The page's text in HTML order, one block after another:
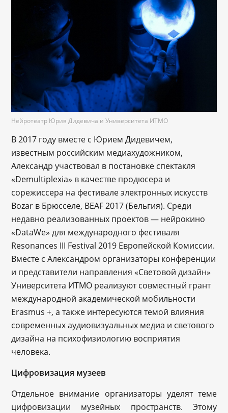
Нейротеатр Юрия Дидевича и Университета ИТМО
В 2017 году вместе с Юрием Дидевичем,
известным российским медиахудожником,
Александр участвовал в постановке спектакля
«Demultiplexia» в качестве продюсера и
сорежиссера на фестивале электронных искусств
Bozar в Брюсселе, BEAF 2017 (Бельгия). Среди
недавно реализованных проектов — нейрокино
«DataWe» для международного фестиваля
Resonances III Festival 2019 Европейской Комиссии.
Вместе с Александром организаторы конференции
и представители направления «Световой дизайн»
Университета ИТМО реализуют совместный грант
международной академической мобильности
Erasmus +, а также интересуются темой влияния
современных аудиовизуальных медиа и светового
дизайна на психофизиологию восприятия
человека.
Цифровизация музеев
Отдельное внимание организаторы уделят теме
цифровизации музейных пространств. Этому